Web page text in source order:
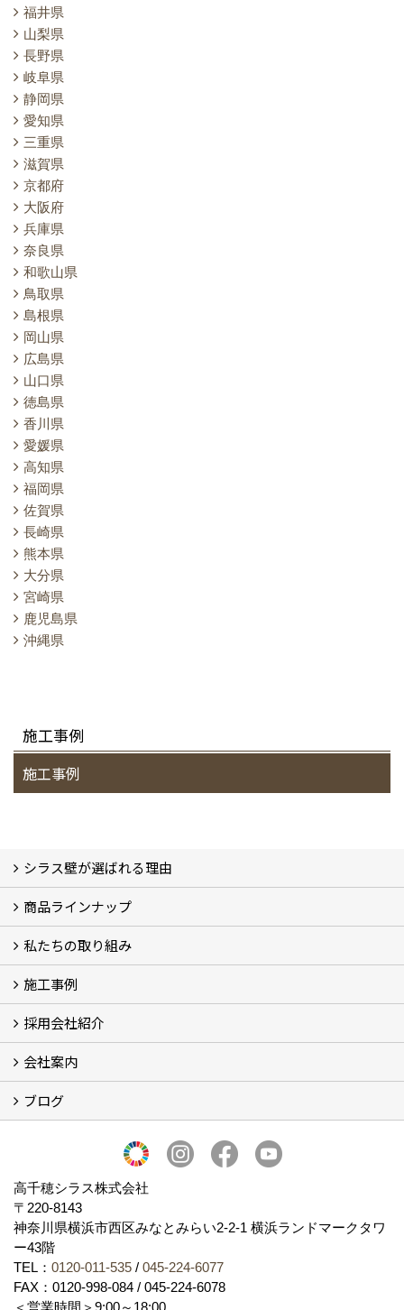
福井県
山梨県
長野県
岐阜県
静岡県
愛知県
三重県
滋賀県
京都府
大阪府
兵庫県
奈良県
和歌山県
鳥取県
島根県
岡山県
広島県
山口県
徳島県
香川県
愛媛県
高知県
福岡県
佐賀県
長崎県
熊本県
大分県
宮崎県
鹿児島県
沖縄県
施工事例
施工事例
シラス壁が選ばれる理由
シラスストーリー
こだわり
シラス壁の驚くべき性能
商品ラインナップ
一覧
内装仕上げ材
外装仕上げ材
舗装材
水性無機高分子系ハイブリッド型塗料
エコリフォーム
消臭壁紙
Q&A
資料PDF
私たちの取り組み
SDGs、GHGへの取り組み (2)
マグマシラス米
特別対談 (2)
高千穂シラス解説ムービー
研究プロジェクト (4)
プロジェクト (3)
施工事例
施工事例
お客様からのお便り
採用会社紹介
採用会社紹介
「鏝人の会」左官店のご紹介
会社案内
会社概要・沿革
代表の実績
製造紹介
ショールーム
アクセス
採用情報
バナーダウンロード
プライバシーポリシー
Takachiho Shirasu Global Site
LINE公式アカウント
ブログ
高千穂シラス株式会社
〒220-8143
神奈川県横浜市西区みなとみらい2‐2‐1 横浜ランドマークタワ
ー43階
TEL： 0120-011-535 / 045-224-6077
FAX：0120-998-084 / 045-224-6078
＜営業時間＞9:00～18:00